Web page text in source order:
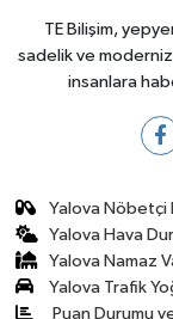
TE Bilişim,
sadelik ve
insanlara
Yalova Nöbetçi
Yalova Hava
Yalova Namaz
Yalova Trafik
Puan Durumu